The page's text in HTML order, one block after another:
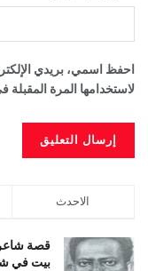
احفظ اسمي، بريدي
لاستخدامها المرة المقبلة
الاحدث
قصة
بيت في